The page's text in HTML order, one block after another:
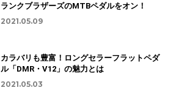
ランクブラザーズのMTBペダルをオン！
2021.05.09
カラバリも豊富！ロングセラーフラットペダ
ル「DMR・V12」の魅力とは
2021.05.03